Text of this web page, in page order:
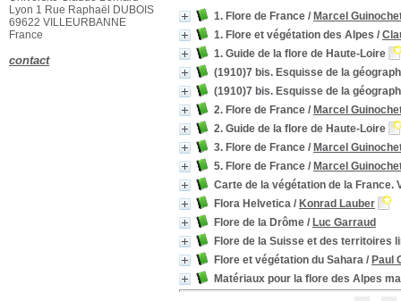
1. Flore de France / Marcel
1. Flore et végétation des Alpes /
1. Guide de la flore de Haute-Loire
(1910)7 bis. Esquisse de la
(1910)7 bis. Esquisse de la
2. Flore de France / Marcel
2. Guide de la flore de Haute-Loire
3. Flore de France / Marcel
5. Flore de France / Marcel
Carte de la végétation de la France.
Flora Helvetica / Konrad Lauber
Flore de la Drôme / Luc Garraud
Flore de la Suisse et des territoires
Flore et végétation du Sahara / Paul
Matériaux pour la flore des Alpes
Adresse
Collections (Herbier LY &
Zoologie UCBLZ)
Lyon 1 Rue Raphaël DUBOIS